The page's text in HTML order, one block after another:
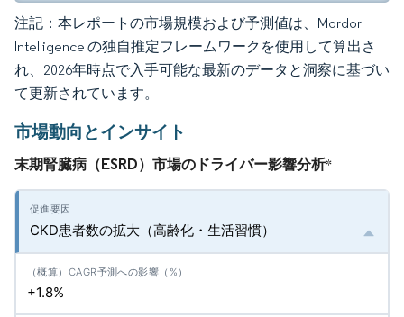
注記：本レポートの市場規模および予測値は、Mordor
Intelligence の独自推定フレームワークを使用して算出さ
れ、2026年時点で入手可能な最新のデータと洞察に基づい
て更新されています。
市場動向とインサイト
末期腎臓病（ESRD）市場のドライバー影響分析*
CKD患者数の拡大（高齢化・生活習慣）
+1.8%